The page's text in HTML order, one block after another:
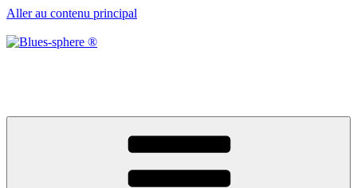
Aller au contenu principal